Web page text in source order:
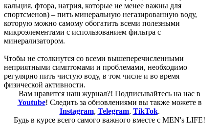
кальция, фтора, натрия, которые не менее важны для
спортсменов) – пить минеральную негазированную воду,
которую можно самому обогатить всеми полезными
микроэлементами с использованием фильтра с
минерализатором.
Чтобы не столкнутся со всеми вышеперечисленными
неприятными симптомами и проблемами, необходимо
регулярно пить чистую воду, в том числе и во время
физической активности.
Вам нравится наш журнал?! Подписывайтесь на нас в
Youtube! Следить за обновлениями вы также можете в
Instagram, Telegram, TikTok.
Будь в курсе всего самого важного вместе с MEN's LIFE!